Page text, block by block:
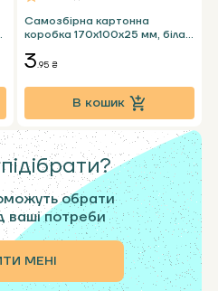
обрати
ваші потреби
МЕНІ
Самозбірна картонна
коробка 170х100х25 мм, біла
3.95 ₴
В кошик